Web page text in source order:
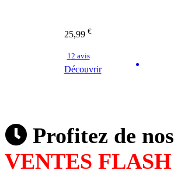
25,99 €
12 avis
Découvrir
Profitez de nos
VENTES FLASH